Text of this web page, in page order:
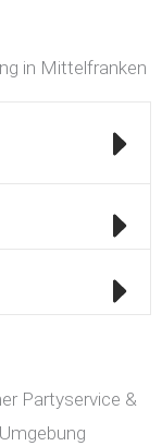
in Mittelfranken
Partyservice &